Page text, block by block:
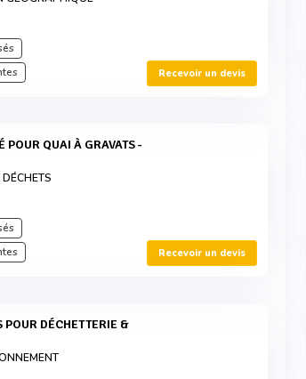
Recevoir un devis
Recevoir un devis